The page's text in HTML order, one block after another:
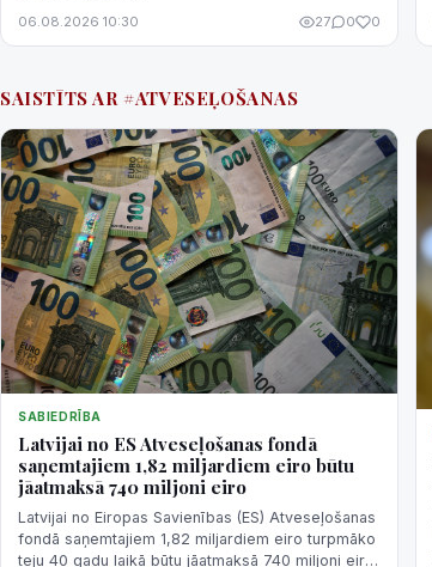
06.08.2026 10:30 27 0 0
SAISTĪTS AR #ATVESEĻOŠANAS
SABIEDRĪBA
Latvijai no ES Atveseļošanas fondā
saņemtajiem 1,82 miljardiem eiro būtu
jāatmaksā 740 miljoni eiro
Latvijai no Eiropas Savienības (ES) Atveseļošanas
fondā saņemtajiem 1,82 miljardiem eiro turpmāko
teju 40 gadu laikā būtu jāatmaksā 740 miljoni eiro